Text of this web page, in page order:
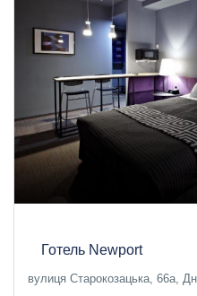
Готель Newport
вулиця Старокозацька, 66а,